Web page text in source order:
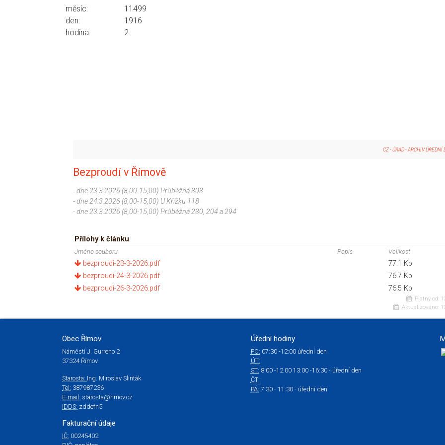
měsíc:
11499
den:
1916
hodina:
2
CZ-ÚŘAD-ARCHIV ÚŘEDNÍ
Bezproudí v Římově
- dne 23.3.2026 (8,00-15,00) Průběžná 303
- dne 24.3.2026 (8,00-15,00) U Křížku 118
- dne 23.3.2026 (8,00-15,00) Průběžná 230, 204 a 294
Přílohy k článku
Jméno souboru Popis Velikost
bezproudi-23-3-2026.pdf
77.1 Kb
bezproudi-24-3-2026.pdf
76.7 Kb
bezproudi-26-3-2026.pdf
76.5 Kb
Platný od:
Aktualizováno:
Obec Římov
Náměstí J. Gurreho 2
37324 Římov
Starosta: Ing. Miroslav Slinták
Tel: 387987236
E-mail: starosta@rimov.cz
IDDS: zddefn5
Fakturační údaje
IČ: 00245402
Úřední hodiny
PO: 07:30 -12:00 úřední den
ÚT:
ST: 8:00 -12:00 13:00 -16:30 - úřední den
ČT:
PÁ: 7:30 - 11:30 - úřední den